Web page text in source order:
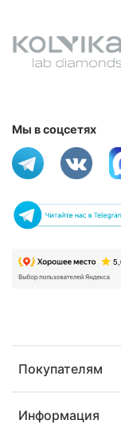
Покупателям
Информация
Мы в соцсетях